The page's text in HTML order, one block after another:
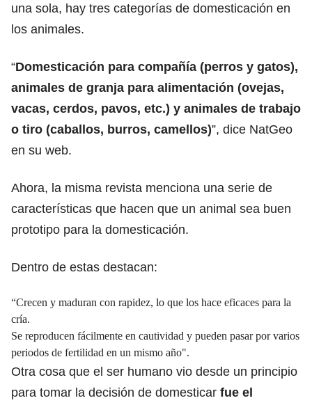
una sola, hay tres categorías de domesticación en
los animales.
“Domesticación para compañía (perros y gatos),
animales de granja para alimentación (ovejas,
vacas, cerdos, pavos, etc.) y animales de trabajo
o tiro (caballos, burros, camellos)”, dice NatGeo
en su web.
Ahora, la misma revista menciona una serie de
características que hacen que un animal sea buen
prototipo para la domesticación.
Dentro de estas destacan:
“Crecen y maduran con rapidez, lo que los hace eficaces para la
cría.
Se reproducen fácilmente en cautividad y pueden pasar por varios
periodos de fertilidad en un mismo año".
Otra cosa que el ser humano vio desde un principio
para tomar la decisión de domesticar fue el